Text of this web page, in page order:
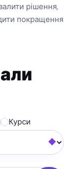
рішення,
покращення
Курси